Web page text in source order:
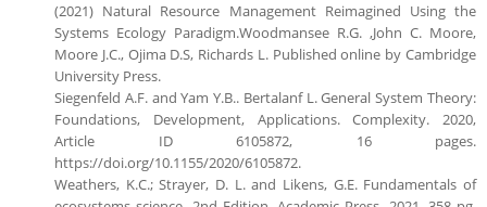
(2021) Natural Resource Management Reimagined Using the
Systems Ecology Paradigm.Woodmansee R.G. ,John C. Moore,
Moore J.C., Ojima D.S, Richards L. Published online by Cambridge
University Press.
Siegenfeld A.F. and Yam Y.B.. Bertalanf L. General System Theory:
Foundations, Development, Applications. Complexity. 2020,
Article ID 6105872, 16 pages.
https://doi.org/10.1155/2020/6105872.
Weathers, K.C.; Strayer, D. L. and Likens, G.E. Fundamentals of